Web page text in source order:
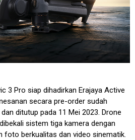
3 Pro siap dihadirkan Erajaya Active
secara pre-order sudah
ditutup pada 11 Mei 2023. Drone
sistem tiga kamera dengan
foto berkualitas dan video sinematik.